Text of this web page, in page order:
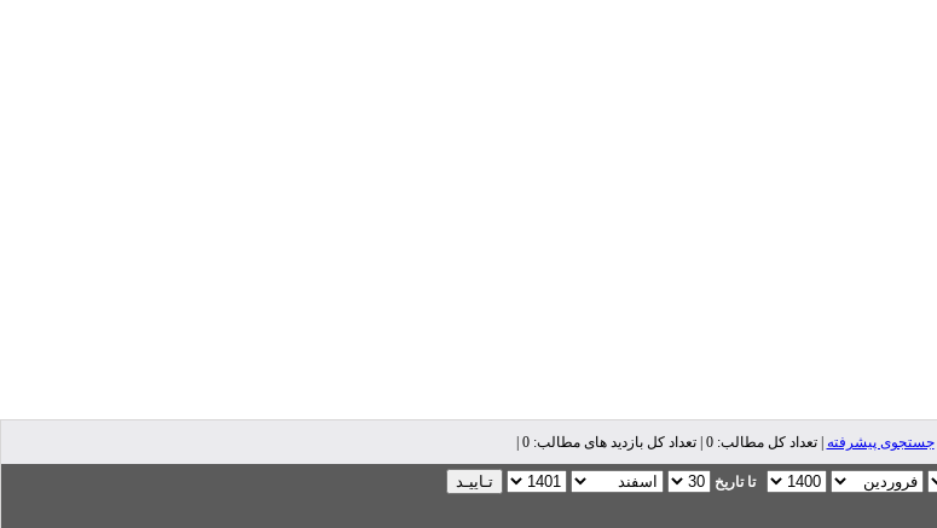
|جستجوی پیشرفته | تعداد کل مطالب: 0 | تعداد کل بازدید های مطالب: 0 |
تا تاریخ